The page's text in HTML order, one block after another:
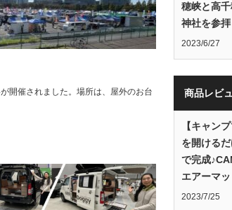
開催されました。場所は、屋外のお台
穂峡と高
神社を参拝
2023/6/27
商品レビ
【キャン
を開ける
で完成
エアーマッ
2023/7/25